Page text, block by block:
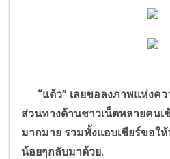
“แต้ว” เลยขอลงภาพแห่งคว
ส่วนทางด้านชาวเน็ตหลายคน
มากมาย รวมทั้งแอบเชียร์ขอใ
น้อยๆกลับมาด้วย.